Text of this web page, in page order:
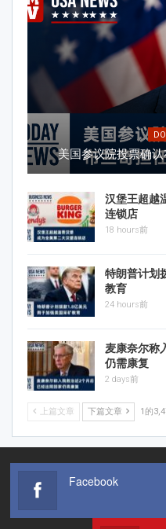
美国参议院投票确
汉堡王超越
连锁店
18 hours前
特朗普计划
教育
24 hours前
麦康奈尔称
仍需康复
2 days前
上篇文章 下篇文章 1的
Facebook